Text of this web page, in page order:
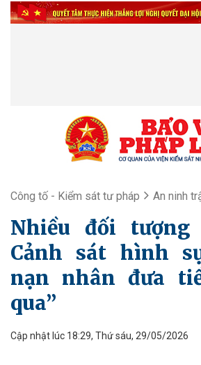
Công tố - Kiểm sát tư pháp An ninh
Nhiều đối tượng
Cảnh sát hình
nạn nhân đưa
qua”
Cập nhật lúc 18:29, Thứ sáu, 29/05/2026